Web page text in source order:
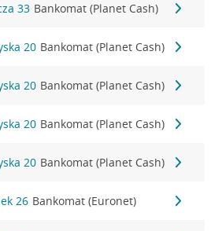
33 Bankomat (Planet Cash)
20 Bankomat (Planet Cash)
20 Bankomat (Planet Cash)
20 Bankomat (Planet Cash)
20 Bankomat (Planet Cash)
26 Bankomat (Euronet)